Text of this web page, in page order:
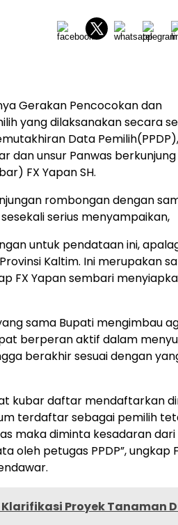
Gerakan Pencocokan dan
yang dilaksanakan secara
Data
dan unsur Panwas
FX Yapan SH.
rombongan dengan
serius menyampaikan,
untuk pendataan ini,
Kaltim. Ini merupakan
FX Yapan sembari
sama Bupati mengimbau
berperan aktif dalam
berakhir sesuai dengan
kubar daftar mendaftarkan
terdaftar sebagai pemilih
maka diminta kesadaran dari
oleh petugas PPDP”, ungkap
Klarifikasi Proyek Tanaman